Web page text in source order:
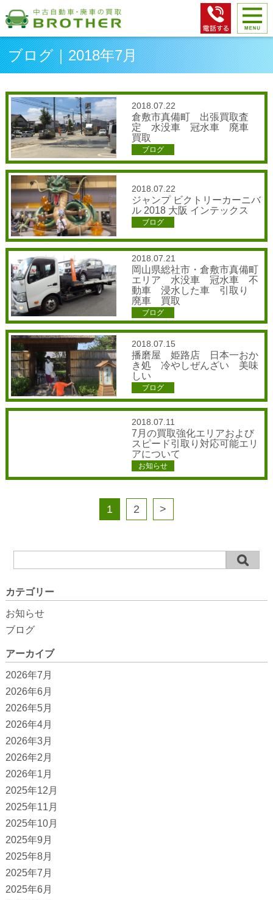
ブログ｜2018年7月
2018.07.22
倉敷市真備町 出張買取査
定 水没車 冠水車 廃車
買取
ブログ
2018.07.22
ジャンプ ビクトリーカーニバ
ル 2018 大阪 インテックス
ブログ
2018.07.21
岡山県総社市・倉敷市真備町
エリア 水没車 冠水車 不
動車 浸水した車 引取り
廃車 買取
ブログ
2018.07.15
播磨屋 姫路店 日本一おか
き処 冷やしぜんざい 美味
しい
ブログ
2018.07.11
7月の買取強化エリアおよび
スピード引取り対応可能エリ
アについて
お知らせ
1 2 >
カテゴリー
お知らせ
ブログ
アーカイブ
2026年7月
2026年6月
2026年5月
2026年4月
2026年3月
2026年2月
2026年1月
2025年12月
2025年11月
2025年10月
2025年9月
2025年8月
2025年7月
2025年6月